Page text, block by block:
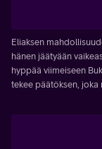
Eliaksen
hänen jäätyään
hyppää viimeiseen
tekee päätöksen, joka